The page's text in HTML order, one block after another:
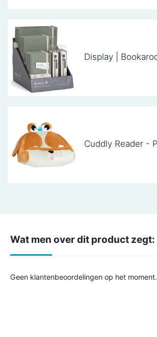
Wat men over dit product zegt:
Geen klantenbeoordelingen op het moment.